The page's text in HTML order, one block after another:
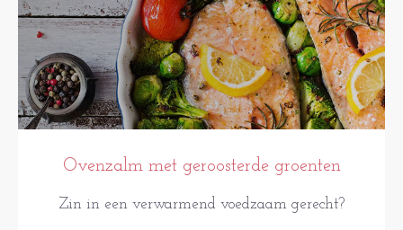
Ovenzalm met geroosterde groenten
Zin in een verwarmend voedzaam gerecht?